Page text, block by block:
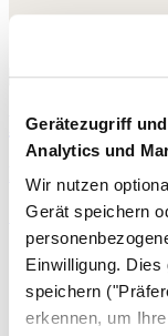
Gerätezugriff
Analytics und
Wir nutzen
Gerät speichern
Einwilligung.
speichern
erkennen, um
Korbtasche
Raffia
120,- €